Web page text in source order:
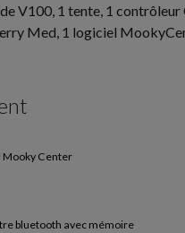
V100, 1 tente, 1 contrôleur
Med, 1 logiciel
Mooky Center
bluetooth avec mémoire